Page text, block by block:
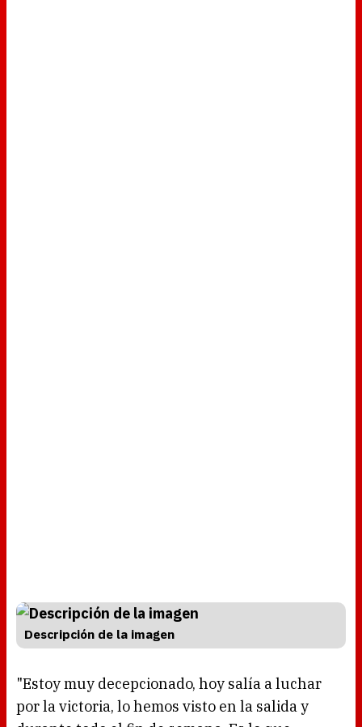
Descripción de la imagen
"Estoy muy decepcionado, hoy salía a luchar
por la victoria, lo hemos visto en la salida y